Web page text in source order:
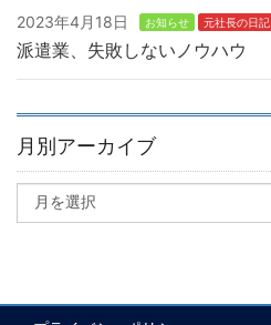
2023年4月18日 お知らせ 元社長の日記
派遣業、失敗しないノウハウ
月別アーカイブ